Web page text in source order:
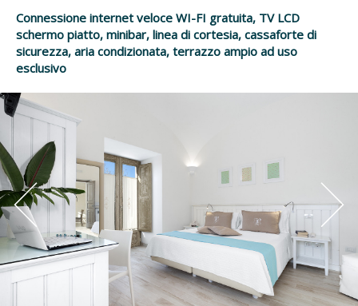
Connessione internet veloce WI-FI gratuita, TV LCD
schermo piatto, minibar, linea di cortesia, cassaforte di
sicurezza, aria condizionata, terrazzo ampio ad uso
esclusivo